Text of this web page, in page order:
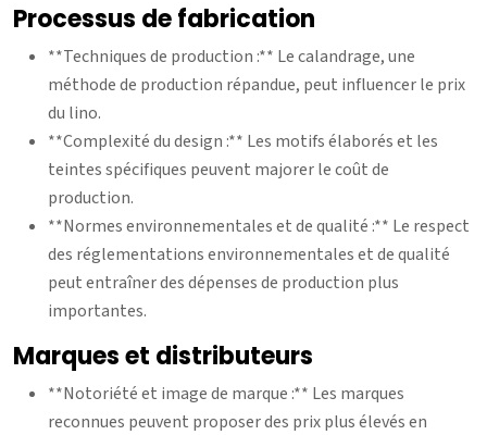
Processus de fabrication
**Techniques de production :** Le calandrage, une
méthode de production répandue, peut influencer le prix
du lino.
**Complexité du design :** Les motifs élaborés et les
teintes spécifiques peuvent majorer le coût de
production.
**Normes environnementales et de qualité :** Le respect
des réglementations environnementales et de qualité
peut entraîner des dépenses de production plus
importantes.
Marques et distributeurs
**Notoriété et image de marque :** Les marques
reconnues peuvent proposer des prix plus élevés en